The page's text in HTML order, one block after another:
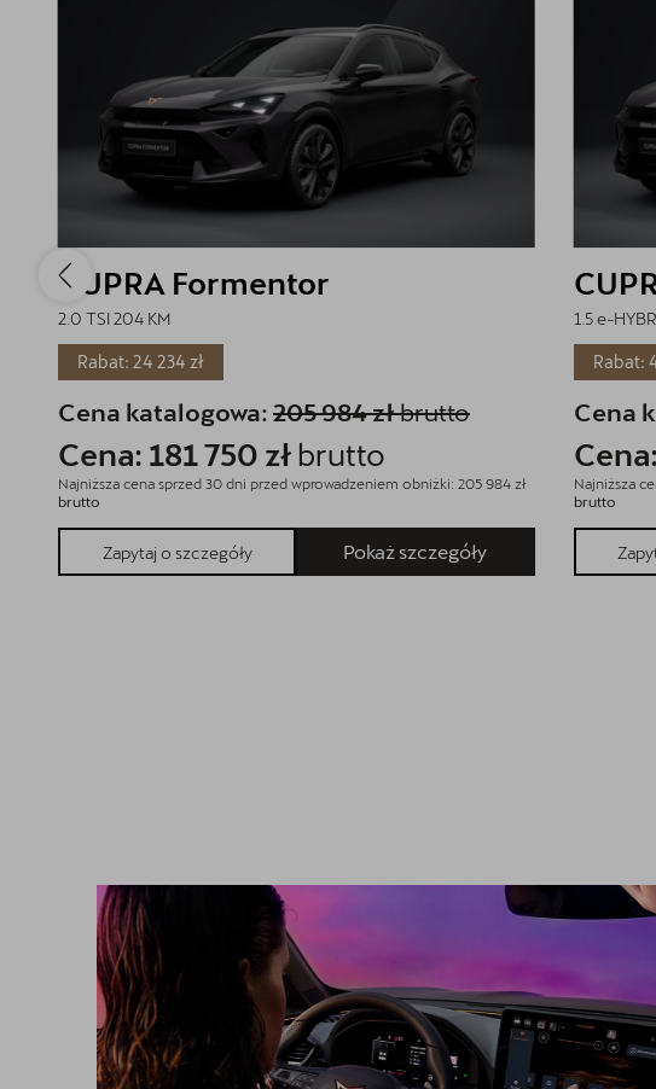
CUPRA Formentor
2.0 TSI 204 KM
Rabat: 24 234 zł
Cena katalogowa: 205 984 złbrutto
Cena: 181 750 zł brutto
Najniższa cena sprzed 30 dni przed wprowadzeniem obniżki: 205 984 zł
brutto
Zapytaj o szczegóły Pokaż szczegóły
1.5 e-
Rabat:
Cena
Najniższa
brutto